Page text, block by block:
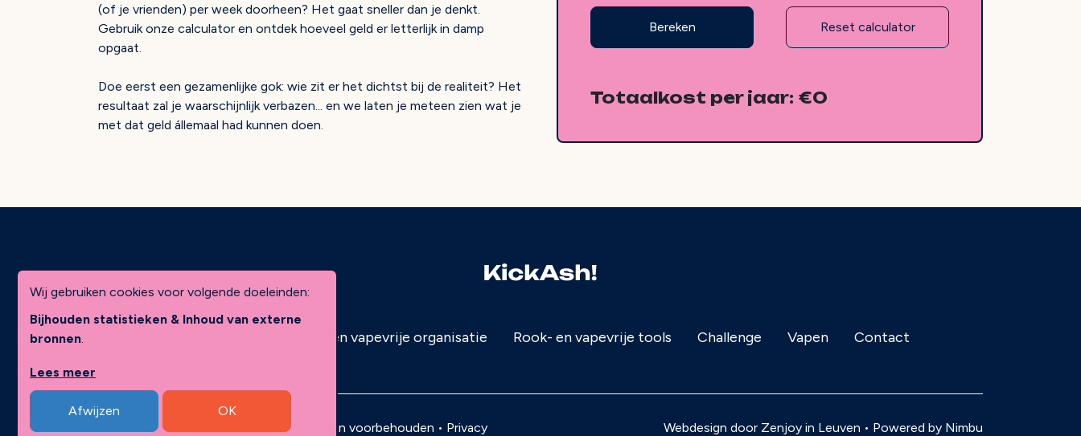
(of je vrienden) per week doorheen? Het gaat sneller dan je denkt.
Gebruik onze calculator en ontdek hoeveel geld er letterlijk in damp
opgaat.
Doe eerst een gezamenlijke gok: wie zit er het dichtst bij de realiteit? Het
resultaat zal je waarschijnlijk verbazen... en we laten je meteen zien wat je
met dat geld állemaal had kunnen doen.
Bereken Reset calculator
Totaalkost per jaar: €0
Rook- en vapevrije organisatie Rook- en vapevrije tools Challenge Vapen Contact
© Copyright 2026 | KickAsh! • Alle rechten voorbehouden • Privacy Webdesign door Zenjoy in Leuven • Powered by Nimbu
Wij gebruiken cookies voor volgende doeleinden:
Bijhouden statistieken & Inhoud van externe
bronnen.
Lees meer
Afwijzen OK